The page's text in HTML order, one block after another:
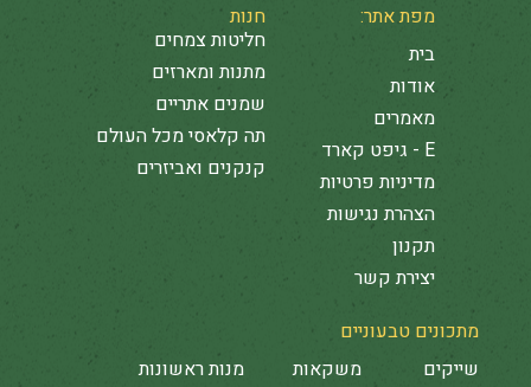
מפת אתר:
בית
אודות
מאמרים
E - גיפט קארד
מדיניות פרטיות
הצהרת נגישות
תקנון
יצירת קשר
חנות
חליטות צמחים
מתנות ומארזים
שמנים אתריים
תה קלאסי מכל העולם
קנקנים ואביזרים
מתכונים טבעוניים
שייקים
משקאות
מנות ראשונות